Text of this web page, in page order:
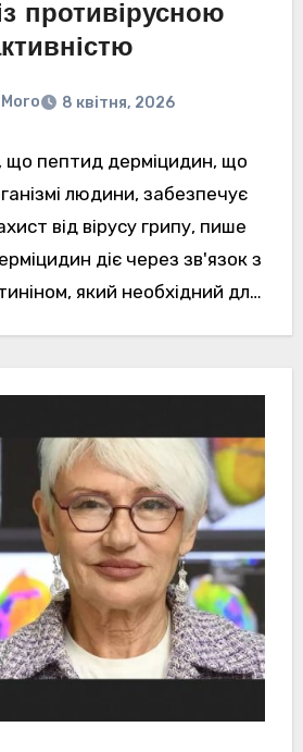
противірусною
8 квітня, 2026
що пептид дерміцидин, що
людини, забезпечує
від вірусу грипу, пише
діє через зв'язок з
який необхідний для